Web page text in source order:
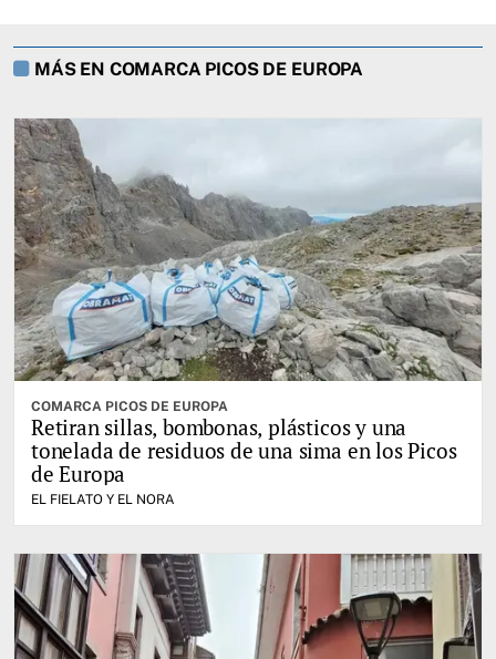
MÁS EN COMARCA PICOS DE EUROPA
COMARCA PICOS DE EUROPA
Retiran sillas, bombonas, plásticos y una
tonelada de residuos de una sima en los Picos
de Europa
EL FIELATO Y EL NORA